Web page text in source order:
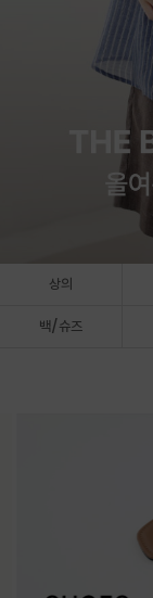
상의
백/슈즈